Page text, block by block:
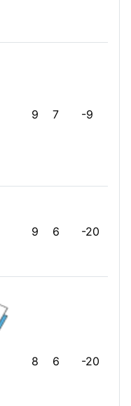
9 7 -9
9 6 -20
8 6 -20